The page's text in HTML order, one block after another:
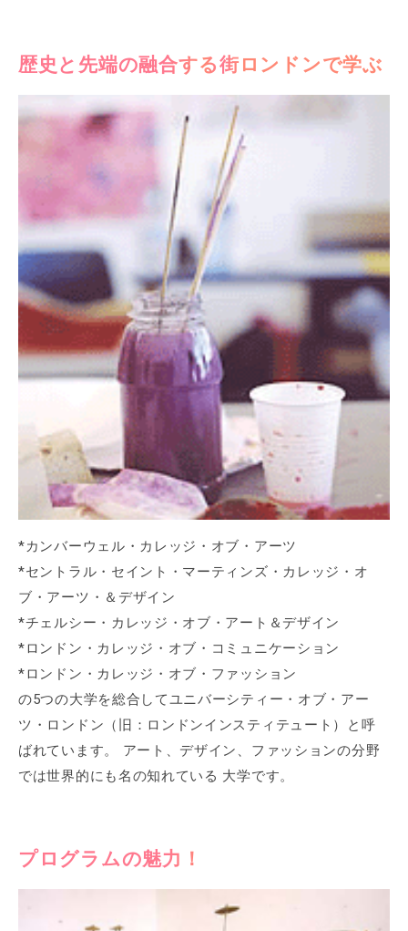
歴史と先端の融合する街ロンドンで学ぶ
*カンバーウェル・カレッジ・オブ・アーツ
*セントラル・セイント・マーティンズ・カレッジ・オ
ブ・アーツ・＆デザイン
*チェルシー・カレッジ・オブ・アート＆デザイン
*ロンドン・カレッジ・オブ・コミュニケーション
*ロンドン・カレッジ・オブ・ファッション
の5つの大学を総合してユニバーシティー・オブ・アー
ツ・ロンドン（旧：ロンドンインスティテュート）と呼
ばれています。 アート、デザイン、ファッションの分野
では世界的にも名の知れている 大学です。
プログラムの魅力！